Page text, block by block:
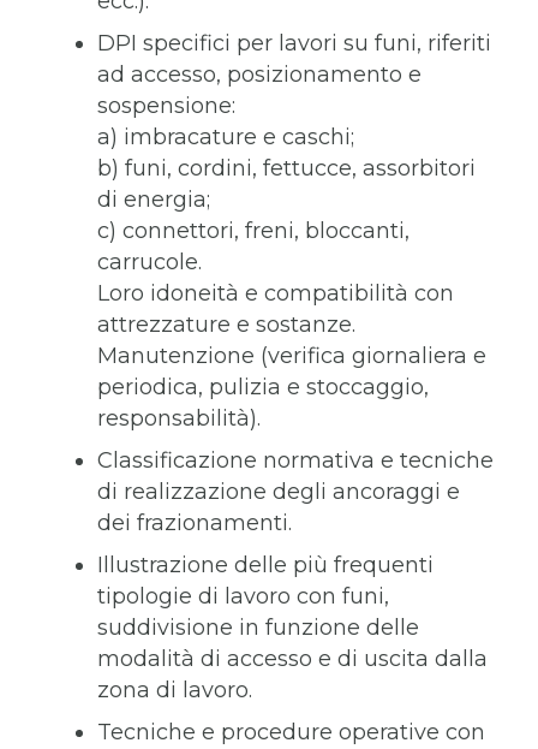
DPI specifici per lavori su funi, riferiti
ad accesso, posizionamento e
sospensione:
a) imbracature e caschi;
b) funi, cordini, fettucce, assorbitori
di energia;
c) connettori, freni, bloccanti,
carrucole.
Loro idoneità e compatibilità con
attrezzature e sostanze.
Manutenzione (verifica giornaliera e
periodica, pulizia e stoccaggio,
responsabilità).
Classificazione normativa e tecniche
di realizzazione degli ancoraggi e
dei frazionamenti.
Illustrazione delle più frequenti
tipologie di lavoro con funi,
suddivisione in funzione delle
modalità di accesso e di uscita dalla
zona di lavoro.
Tecniche e procedure operative con